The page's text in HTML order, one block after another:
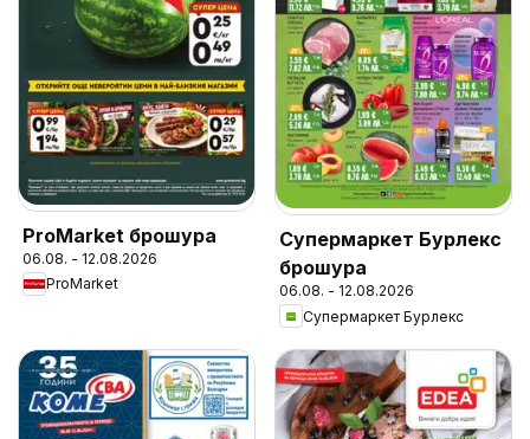
ProMarket брошура
06.08. - 12.08.2026
ProMarket
Супермаркет Бурлекс
брошура
06.08. - 12.08.2026
Супермаркет Бурлекс